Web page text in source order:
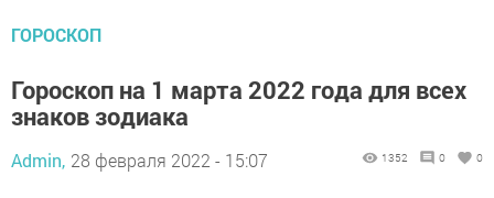
ГОРОСКОП
Гороскоп на 1 марта 2022 года для всех
знаков зодиака
Admin, 28 февраля 2022 - 15:07 1352 0 0